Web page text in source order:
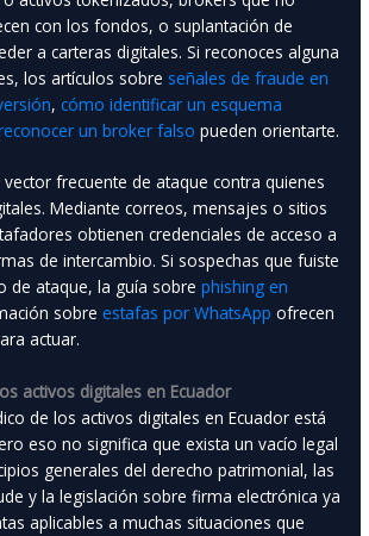
con los fondos, o suplantación de
a carteras digitales. Si reconoces alguna
los artículos sobre señales de fraude en
,cómo identificar un esquema
un broker falso pueden orientarte.
frecuente de ataque contra quienes
Mediante correos, mensajes o sitios
obtienen credenciales de acceso a
de intercambio. Si sospechas que fuiste
de ataque, la guía sobrephishing en
sobreestafas por WhatsApp ofrecen
actuar.
activos digitales en Ecuador
de los activos digitales en Ecuador está
eso no significa que exista un vacío legal
generales del derecho patrimonial, las
y la legislación sobre firma electrónica ya
aplicables a muchas situaciones que